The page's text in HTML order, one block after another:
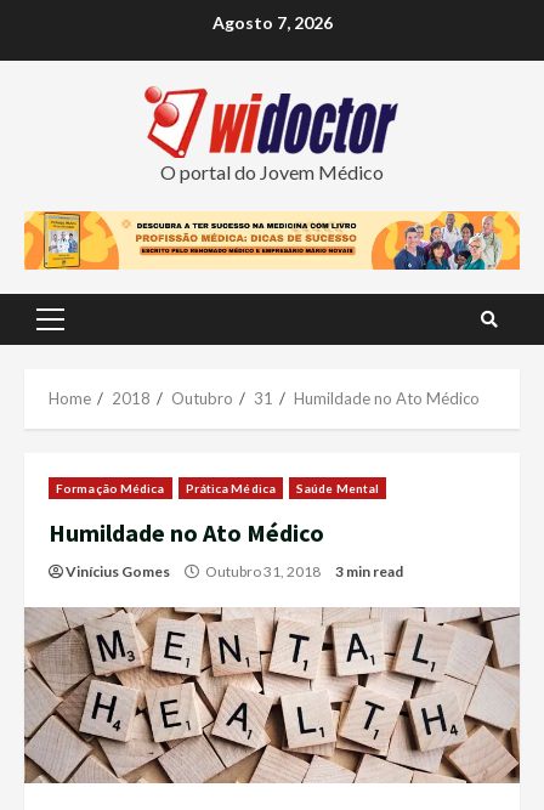
Agosto 7, 2026
O portal do Jovem Médico
Primary
Home 2018 Outubro 31 Humildade no Ato Médico
Formação Médica Prática Médica Saúde Mental
Humildade no Ato Médico
Vinícius Gomes Outubro 31, 2018 3 min read